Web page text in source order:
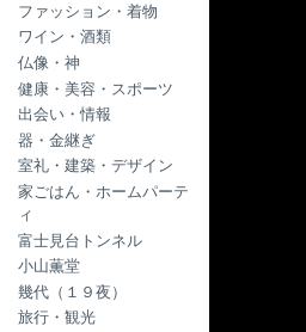
ファッション・着物
ワイン・酒類
仏像・神
健康・美容・スポーツ
出会い・情報
器・金継ぎ
室礼・建築・デザイン
家ごはん・ホームパーテ
ィ
富士見台トンネル
小山薫堂
幾代（１９夜）
旅行・観光